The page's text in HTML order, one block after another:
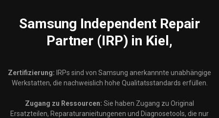
Samsung Independent Repair
Partner (IRP) in Kiel,
Zertifizierung: IRPs sind von Samsung anerkannnte unabhängige
Werkstatten, die nachweislich hohe Qualitatsstandards erfüllen.
Zugang zu Ressourcen: Sie haben Zugang zu Original
Ersatzteilen, Reparaturanieitungenen und Diagnosetools, die nur